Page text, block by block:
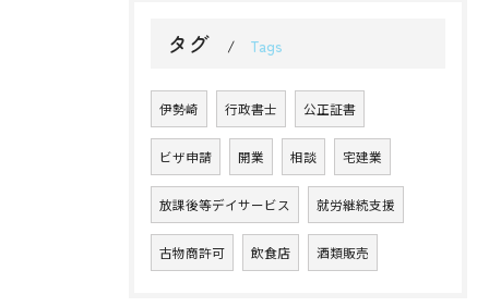
タグ Tags
伊勢崎 行政書士 公正証書
ビザ申請 開業 相談 宅建業
放課後等デイサービス 就労継続支援
古物商許可 飲食店 酒類販売